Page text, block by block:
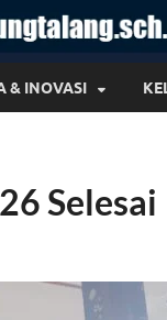
& INOVASI
Selesai